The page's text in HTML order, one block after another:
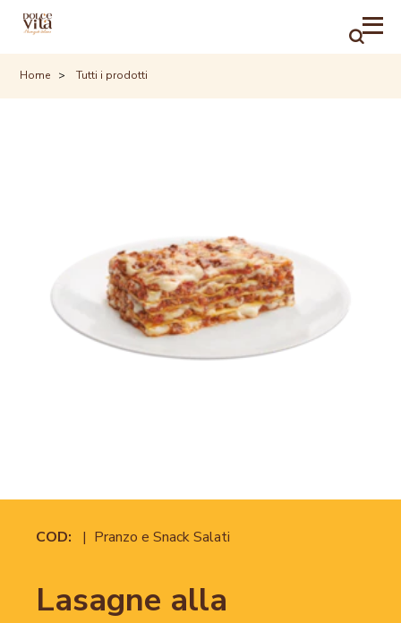
Home Tutti i prodotti
COD: | Pranzo e Snack Salati
Lasagne alla